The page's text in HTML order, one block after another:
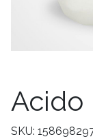
Acido
SKU: